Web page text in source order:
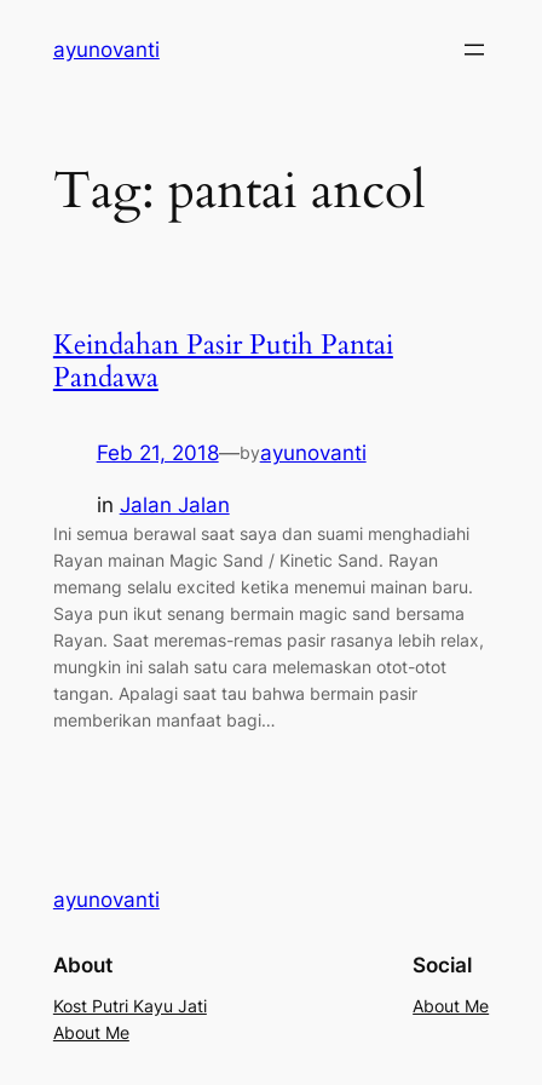
ayunovanti
Tag: pantai ancol
Keindahan Pasir Putih Pantai
Pandawa
Feb 21, 2018—byayunovanti
in Jalan Jalan
Ini semua berawal saat saya dan suami menghadiahi
Rayan mainan Magic Sand / Kinetic Sand. Rayan
memang selalu excited ketika menemui mainan baru.
Saya pun ikut senang bermain magic sand bersama
Rayan. Saat meremas-remas pasir rasanya lebih relax,
mungkin ini salah satu cara melemaskan otot-otot
tangan. Apalagi saat tau bahwa bermain pasir
memberikan manfaat bagi…
ayunovanti
About
Kost Putri Kayu Jati
About Me
Social
About Me